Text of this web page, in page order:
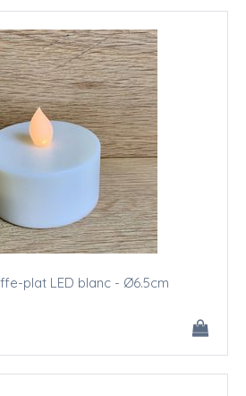
plat LED blanc - Ø6.5cm